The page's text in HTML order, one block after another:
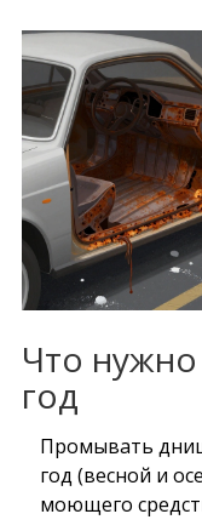
Что
год
Промывать
год (весной и
моющего